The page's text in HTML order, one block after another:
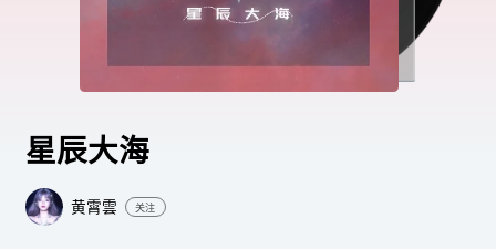
星辰大海
黄霄雲 关注